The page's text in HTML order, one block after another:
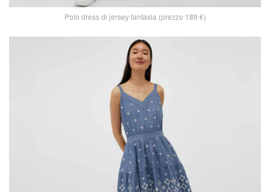
Polo dress di jersey fantasia (prezzo 189 €)